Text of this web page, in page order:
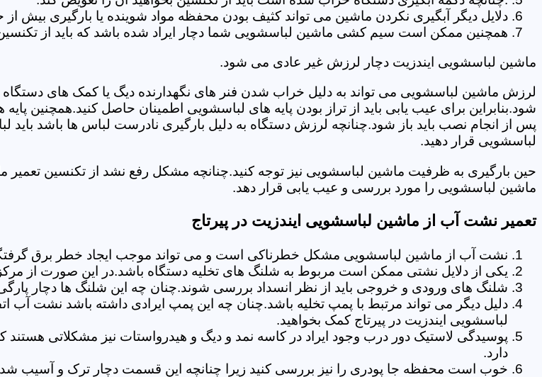
دلایل دیگر آبگیری نکردن ماشین می تواند کثیف بودن محفظه مواد شوینده یا بارگیری بیش
همچنین ممکن است سیم کشی ماشین لباسشویی شما دچار ایراد شده باشد که باید از
ماشین لباسشویی ایندزیت دچار لرزش غیر عادی می شود.
لرزش ماشین لباسشویی می تواند به دلیل خراب شدن فنر های نگهدارنده دیگ یا کمک های
شود.بنابراین برای عیب یابی باید از تراز بودن پایه های لباسشویی اطمینان حاصل کنید.همچنین
پس از انجام نصب باید باز شود.چنانچه لرزش دستگاه به دلیل بارگیری نادرست لباس ها باشد باید
لباسشویی قرار دهید.
حین بارگیری به ظرفیت ماشین لباسشویی نیز توجه کنید.چنانچه مشکل رفع نشد از تکنسین تعمیر
ماشین لباسشویی را مورد بررسی و عیب یابی قرار دهد.
تعمیر نشت آب از ماشین لباسشویی ایندزیت در پیرتاج
نشت آب از ماشین لباسشویی مشکل خطرناکی است و می تواند موجب ایجاد خطر برق
یکی از دلایل نشتی ممکن است مربوط به شلنگ های تخلیه دستگاه باشد.در این صورت از مرکز
شلنگ های ورودی و خروجی باید از نظر انسداد بررسی شوند.چنان چه این شلنگ ها دچار
دلیل دیگر می تواند مرتبط با پمپ تخلیه باشد.چنان چه این پمپ ایرادی داشته باشد نشت آب
لباسشویی ایندزیت در پیرتاج کمک بخواهید.
پوسیدگی لاستیک دور درب وجود ایراد در کاسه نمد و دیگ و هیدرواستات نیز مشکلاتی
دارد.
خوب است محفظه جا پودری را نیز بررسی کنید زیرا چنانچه این قسمت دچار ترک و آسیب